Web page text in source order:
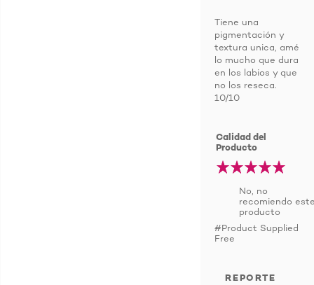
Tiene una
pigmentación y
textura unica, amé
lo mucho que dura
en los labios y que
no los reseca.
10/10
Calidad del
Producto
No, no
recomiendo
producto
#Product Supplied
Free
REPORTE